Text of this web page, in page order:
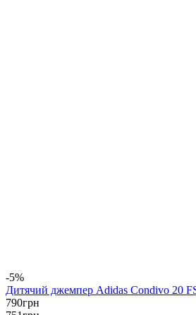
-5%
Дитячий джемпер Adidas Condivo 20
790грн